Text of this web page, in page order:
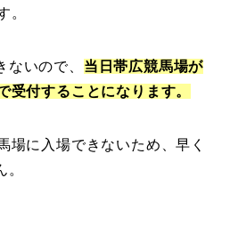
。
いので、 当日帯広競馬場が
受付することになります。
場に入場できないため、早く